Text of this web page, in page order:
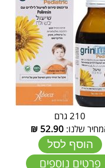
210 גרם
שלנו: 52.90
₪
הוסף לסל
פרטים נוספים